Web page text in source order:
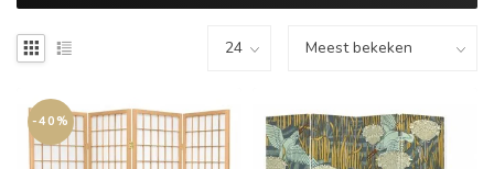
-40%